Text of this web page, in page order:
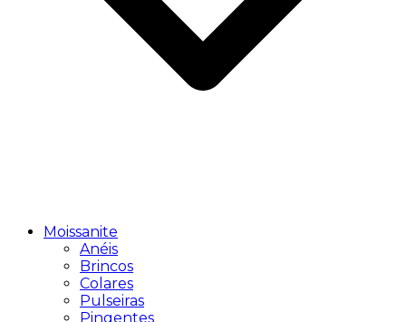
Moissanite
Anéis
Brincos
Colares
Pulseiras
Pingentes